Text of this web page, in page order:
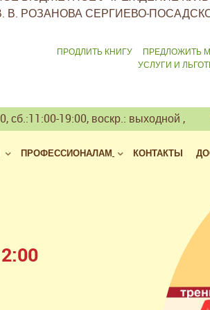
РОЗАНОВА СЕРГИЕВО-
ПРОДЛИТЬ КНИГУ ПРЕДЛОЖИТЬ
УСЛУГИ И
сб.:11:00-19:00, воскр.: выходной ,
ПРОФЕССИОНАЛАМ КОНТАКТЫ